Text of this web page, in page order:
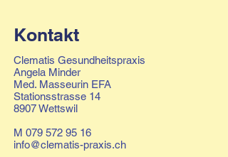
Kontakt
Clematis Gesundheitspraxis
Angela Minder
Med. Masseurin EFA
Stationsstrasse 14
8907 Wettswil
M 079 572 95 16
info@clematis-praxis.ch